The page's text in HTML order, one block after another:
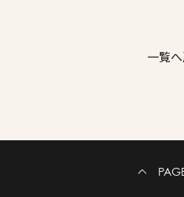
一覧